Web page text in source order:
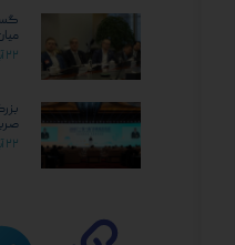
۲۲ آبان ۰۴
۲۲ آبان ۰۴